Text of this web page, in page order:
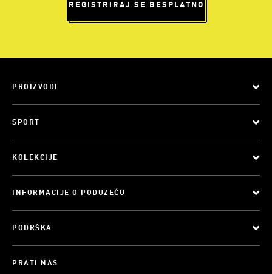
REGISTRIRAJ SE BESPLATNO
PROIZVODI
SPORT
KOLEKCIJE
INFORMACIJE O PODUZEĆU
PODRŠKA
PRATI NAS